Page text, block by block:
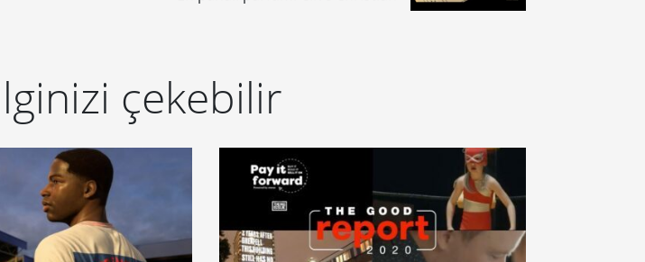
çekebilir